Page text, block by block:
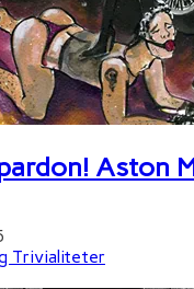
Aston
Trivialiteter